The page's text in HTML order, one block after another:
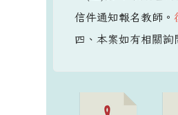
信件通知報名教師。
四、本案如有相關